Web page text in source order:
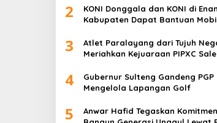
Olahraga Pelajar
2
KONI Donggala dan KONI di
Kabupaten Dapat Bantuan
3
Atlet Paralayang dari Tujuh
Meriahkan Kejuaraan PIPXC
4
Gubernur Sulteng Gandeng PGP
Mengelola Lapangan Golf
5
Anwar Hafid Tegaskan Komitmen